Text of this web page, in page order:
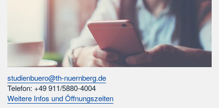
studienbuero@th-nuernberg.de
Telefon: +49 911/5880-4004
Weitere Infos und Öffnungszeiten